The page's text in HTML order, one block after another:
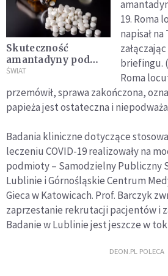
Skuteczność
amantadyny pod
znakiem zapytania.
badań
ŚWIAT
19. Roma
napisał
briefingu.
Roma
przemówił, sprawa zakończona,
papieża jest ostateczna i
Badania kliniczne dotyczące
leczeniu COVID-19 realizowały na
podmioty – Samodzielny Publiczny
Lublinie i Górnośląskie Centrum
Gieca w Katowicach. Prof. Barczyk
zaprzestanie rekrutacji pacjentów i
Badanie w Lublinie jest jeszcze w
DEON.PL POLECA